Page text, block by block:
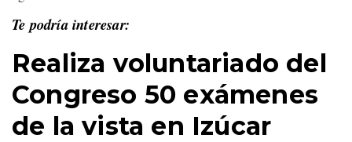
Te podría interesar:
Realiza voluntariado del
Congreso 50 exámenes
de la vista en Izúcar